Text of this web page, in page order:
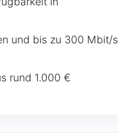
und bis zu 300 Mbit/s
rund 1.000 €